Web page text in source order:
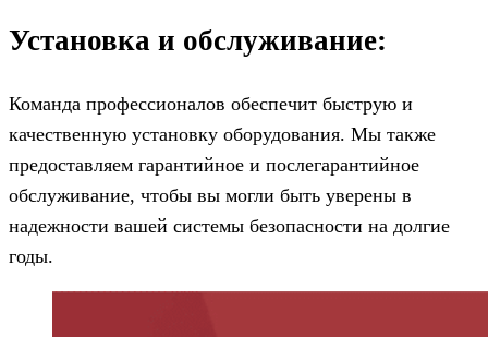
Установка и обслуживание:
Команда профессионалов обеспечит быструю и
качественную установку оборудования. Мы также
предоставляем гарантийное и послегарантийное
обслуживание, чтобы вы могли быть уверены в
надежности вашей системы безопасности на долгие
годы.